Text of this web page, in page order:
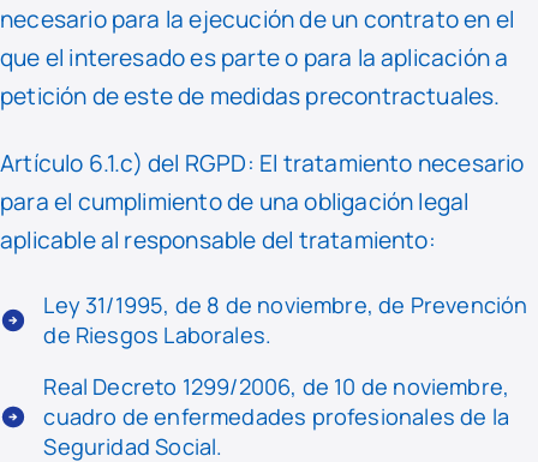
necesario para la ejecución de un contrato en el
que el interesado es parte o para la aplicación a
petición de este de medidas precontractuales.
Artículo 6.1.c) del RGPD: El tratamiento necesario
para el cumplimiento de una obligación legal
aplicable al responsable del tratamiento:
Ley 31/1995, de 8 de noviembre, de Prevención
de Riesgos Laborales.
Real Decreto 1299/2006, de 10 de noviembre,
cuadro de enfermedades profesionales de la
Seguridad Social.